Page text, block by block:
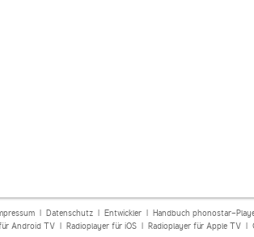
| Datenschutz| Entwickler| Handbuch phonostar-
Android TV| Radioplayer für iOS| Radioplayer für Apple TV|